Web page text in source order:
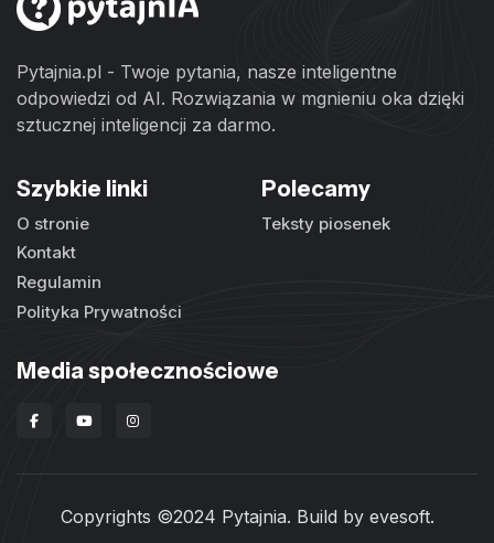
Pytajnia.pl - Twoje pytania, nasze inteligentne
odpowiedzi od AI. Rozwiązania w mgnieniu oka dzięki
sztucznej inteligencji za darmo.
Szybkie linki
O stronie
Kontakt
Regulamin
Polityka Prywatności
Polecamy
Teksty piosenek
Media społecznościowe
Copyrights ©2024 Pytajnia. Build by evesoft.